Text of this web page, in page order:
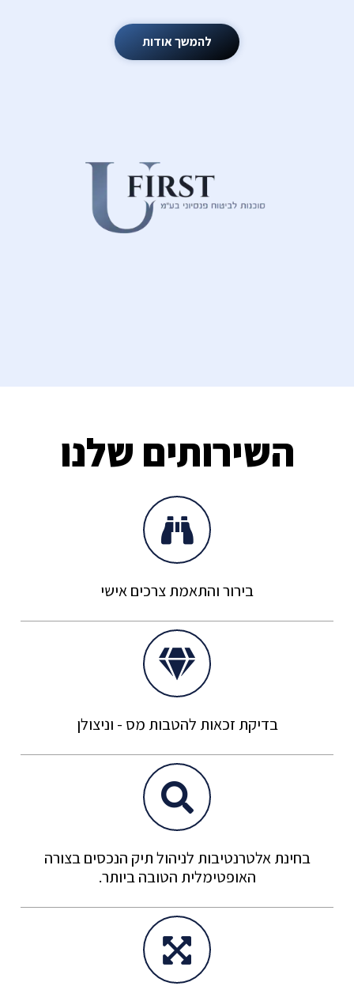
להמשך אודות
השירותים שלנו
בירור והתאמת צרכים אישי
בדיקת זכאות להטבות מס - וניצולן
בחינת אלטרנטיבות לניהול תיק הנכסים בצורה
האופטימלית הטובה ביותר.